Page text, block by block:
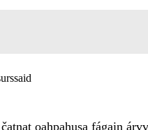
oahpahusa fágain